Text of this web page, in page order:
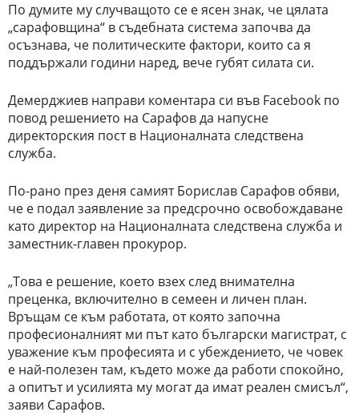
По думите му случващото се е ясен знак, че цялата
„сарафовщина“ в съдебната система започва да
осъзнава, че политическите фактори, които са я
поддържали години наред, вече губят силата си.
Демерджиев направи коментара си във Facebook по
повод решението на Сарафов да напусне
директорския пост в Националната следствена
служба.
По-рано през деня самият Борислав Сарафов обяви,
че е подал заявление за предсрочно освобождаване
като директор на Националната следствена служба и
заместник-главен прокурор.
„Това е решение, което взех след внимателна
преценка, включително в семеен и личен план.
Връщам се към работата, от която започна
професионалният ми път като български магистрат, с
уважение към професията и с убеждението, че човек
е най-полезен там, където може да работи спокойно,
а опитът и усилията му могат да имат реален смисъл“,
заяви Сарафов.